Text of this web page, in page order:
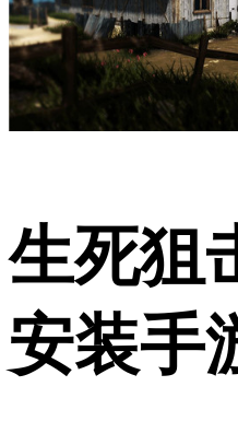
生死狙
安装手